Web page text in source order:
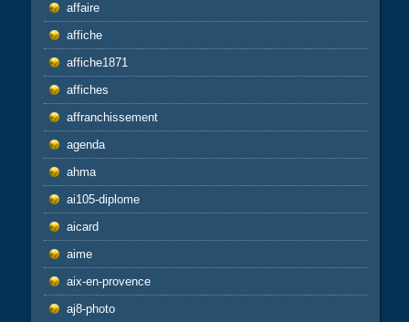
affaire
affiche
affiche1871
affiches
affranchissement
agenda
ahma
ai105-diplome
aicard
aime
aix-en-provence
aj8-photo